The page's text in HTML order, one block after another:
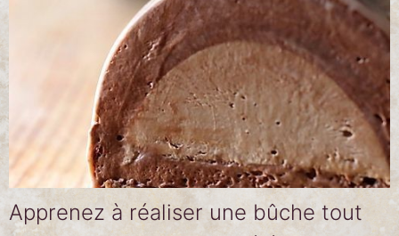
Apprenez à réaliser une bûche tout